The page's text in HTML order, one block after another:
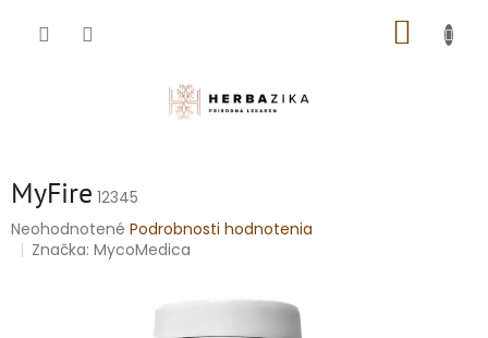
MyFire 12345
Priemerné
hodnotenie
Neohodnotené Podrobnosti hodnotenia
Značka:MycoMedica